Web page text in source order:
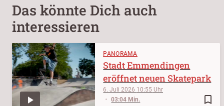
Das könnte Dich auch
interessieren
PANORAMA
bookmark_border
6. Juli 2026 10:55
03:04 Min.
Stadt Emmendingen
eröffnet neuen Skatepark